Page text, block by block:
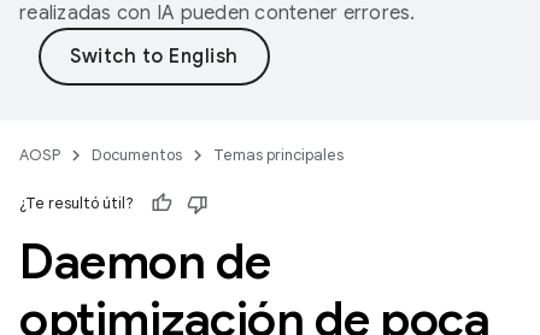
realizadas con IA pueden contener errores.
AOSP Documentos Temas principales
¿Te resultó útil?
Daemon de
optimización de poca